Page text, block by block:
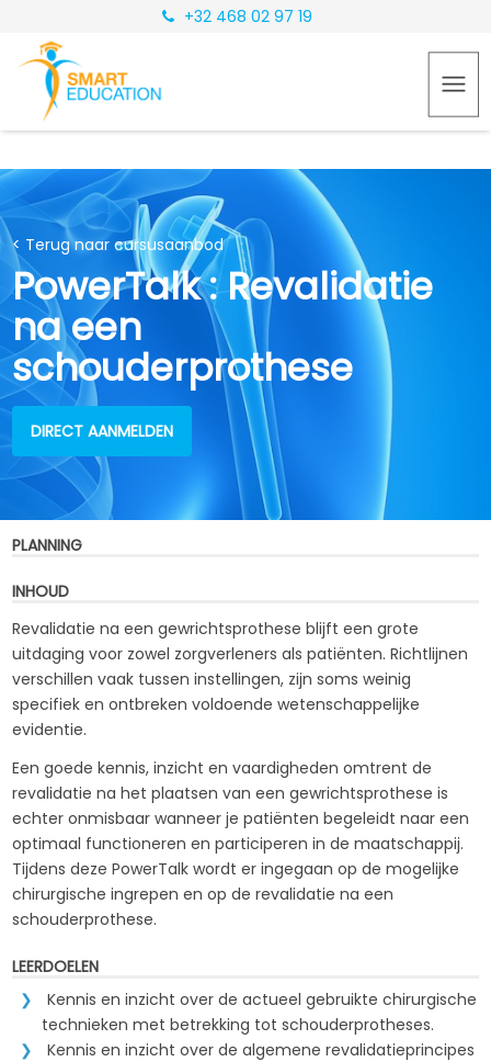
+32 468 02 97 19
< Terug naar cursusaanbod
PowerTalk : Revalidatie
na een
schouderprothese
DIRECT AANMELDEN
PLANNING
INHOUD
Revalidatie na een gewrichtsprothese blijft een grote
uitdaging voor zowel zorgverleners als patiënten. Richtlijnen
verschillen vaak tussen instellingen, zijn soms weinig
specifiek en ontbreken voldoende wetenschappelijke
evidentie.
Een goede kennis, inzicht en vaardigheden omtrent de
revalidatie na het plaatsen van een gewrichtsprothese is
echter onmisbaar wanneer je patiënten begeleidt naar een
optimaal functioneren en participeren in de maatschappij.
Tijdens deze PowerTalk wordt er ingegaan op de mogelijke
chirurgische ingrepen en op de revalidatie na een
schouderprothese.
LEERDOELEN
Kennis en inzicht over de actueel gebruikte chirurgische
technieken met betrekking tot schouderprotheses.
Kennis en inzicht over de algemene revalidatieprincipes